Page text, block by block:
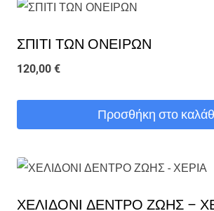
ΣΠΙΤΙ ΤΩΝ ΟΝΕΙΡΩΝ
120,00 €
Προσθήκη στο
ΧΕΛΙΔΟΝΙ ΔΕΝΤΡΟ ΖΩΗΣ –